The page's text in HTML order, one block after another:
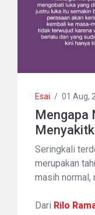
Esai / 01 Aug,
Mengapa
Seringkali
merupakan
masih normal,
Dari Rilo